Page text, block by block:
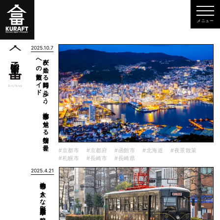
Archive
2025.10.7
夜が
始ま
る
時間に
歩こ
う
。
地方都市が
魅せ
る
特別な
世界
へ
の
散策ガ
イ
ド
#京都市 #京都府 #函館市 #北海道
#夜景散策
#札幌市
#長崎市 #長崎県
2025.4.21
地方都市の大きな財産〜路面電車が醸し出す街の雰囲気〜